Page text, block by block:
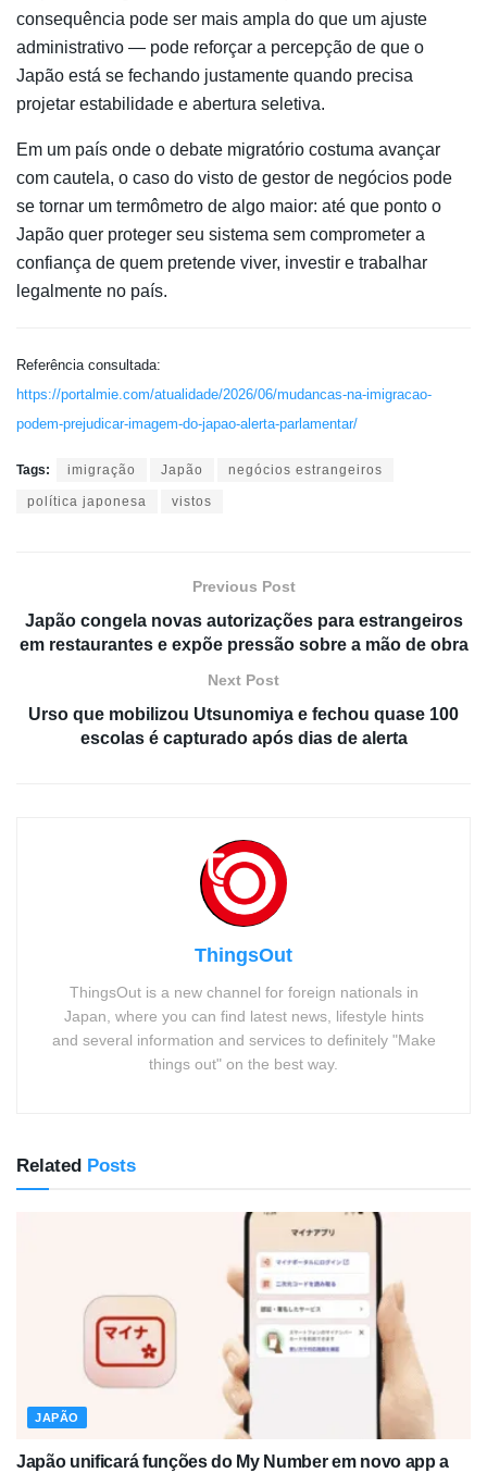
consequência pode ser mais ampla do que um ajuste
administrativo — pode reforçar a percepção de que o
Japão está se fechando justamente quando precisa
projetar estabilidade e abertura seletiva.
Em um país onde o debate migratório costuma avançar
com cautela, o caso do visto de gestor de negócios pode
se tornar um termômetro de algo maior: até que ponto o
Japão quer proteger seu sistema sem comprometer a
confiança de quem pretende viver, investir e trabalhar
legalmente no país.
Referência consultada:
https://portalmie.com/atualidade/2026/06/mudancas-na-imigracao-
podem-prejudicar-imagem-do-japao-alerta-parlamentar/
Tags: imigração Japão negócios estrangeiros
política japonesa vistos
Previous Post
Japão congela novas autorizações para estrangeiros
em restaurantes e expõe pressão sobre a mão de obra
Next Post
Urso que mobilizou Utsunomiya e fechou quase 100
escolas é capturado após dias de alerta
ThingsOut
ThingsOut is a new channel for foreign nationals in
Japan, where you can find latest news, lifestyle hints
and several information and services to definitely "Make
things out" on the best way.
Related Posts
JAPÃO
Japão unificará funções do My Number em novo app a